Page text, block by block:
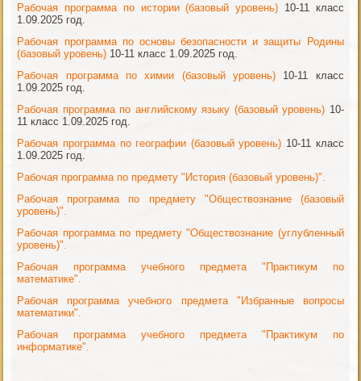
Рабочая программа по истории (базовый уровень) 10-11 класс
1.09.2025 год.
Рабочая программа по основы безопасности и защиты Родины
(базовый уровень) 10-11 класс 1.09.2025 год.
Рабочая программа по химии (базовый уровень)10-11 класс
1.09.2025 год.
Рабочая программа по английскому языку (базовый уровень) 10-
11 класс 1.09.2025 год.
Рабочая программа по географии (базовый уровень) 10-11 класс
1.09.2025 год.
Рабочая программа по предмету "История (базовый уровень)".
Рабочая программа по предмету "Обществознание (базовый
уровень)".
Рабочая программа по предмету "Обществознание (углубленный
уровень)".
Рабочая программа учебного предмета "Практикум по
математике".
Рабочая программа учебного предмета "Избранные вопросы
математики".
Рабочая программа учебного предмета "Практикум по
информатике".